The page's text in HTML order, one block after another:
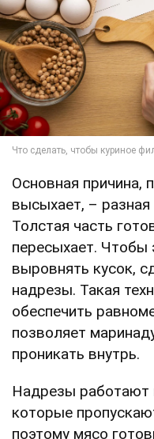
Основная причина,
высыхает, – разная
Толстая часть
пересыхает. Чтобы
выровнять кусок,
надрезы. Такая
обеспечить
позволяет
проникать внутрь.
Надрезы работают
которые
поэтому мясо